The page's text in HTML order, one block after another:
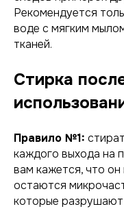
Рекомендуется
воде с мягким
тканей.
Стирка
Правило №1:
каждого выхода на
вам кажется, что он
остаются
которые разрушают